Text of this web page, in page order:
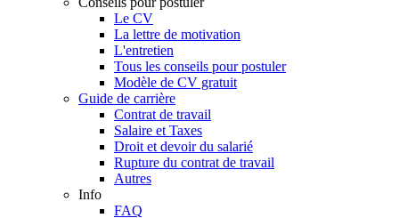
Le CV
La lettre de motivation
L'entretien
Tous les conseils pour postuler
Modèle de CV gratuit
Guide de carrière
Contrat de travail
Salaire et Taxes
Droit et devoir du salarié
Rupture du contrat de travail
Autres
Info
FAQ